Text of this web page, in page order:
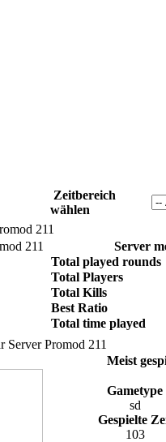
Zeitbereich
wählen
211
211
Server
Total played rounds
Total Players
Total Kills
Best Ratio
Total time played
Server Promod 211
Meist
Gametype
sd
Gespielte
103